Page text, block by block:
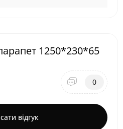
1250*230*65
0
відгук